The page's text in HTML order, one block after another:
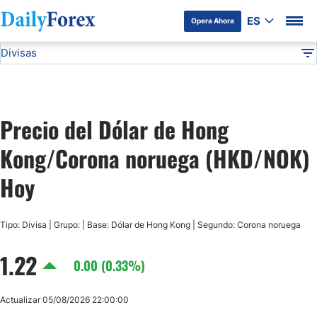
Opera Ahora ES
Divulgación del Anunciante
Divisas
USD/JPY
GBP/USD
USD/CAD
AUD/USD
Precio del Dólar de Hong
Kong/Corona noruega (HKD/NOK)
Hoy
Tipo: Divisa | Grupo: | Base: Dólar de Hong Kong | Segundo: Corona noruega
1.22 0.00 (0.33%)
Actualizar 05/08/2026 22:00:00